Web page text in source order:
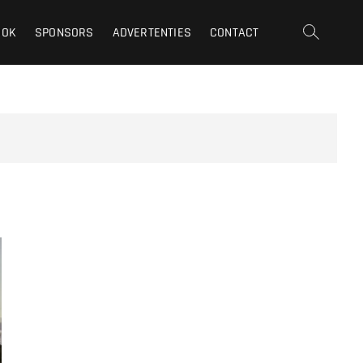
SPONSORS ADVERTENTIES CONTACT